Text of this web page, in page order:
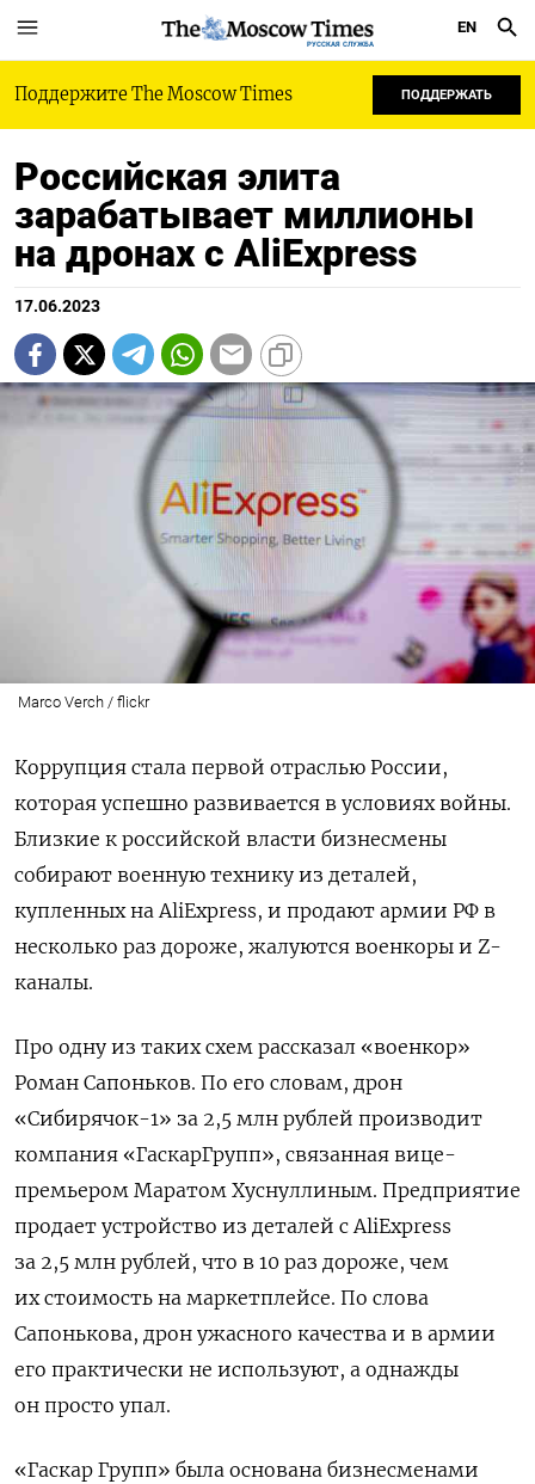
РУССКАЯ СЛУЖБА
EN
Поддержите The Moscow Times ПОДДЕРЖАТЬ
Российская элита
зарабатывает миллионы
на дронах с AliExpress
17.06.2023
Marco Verch / flickr
Коррупция стала первой отраслью России,
которая успешно развивается в условиях войны.
Близкие к российской власти бизнесмены
собирают военную технику из деталей,
купленных на AliExpress, и продают армии РФ в
несколько раз дороже, жалуются военкоры и Z-
каналы.
Про одну из таких схем рассказал «военкор»
Роман Сапоньков. По его словам, дрон
«Сибирячок-1» за 2,5 млн рублей производит
компания «ГаскарГрупп», связанная вице-
премьером Маратом Хуснуллиным. Предприятие
продает устройство из деталей с AliExpress
за 2,5 млн рублей, что в 10 раз дороже, чем
их стоимость на маркетплейсе. По слова
Сапонькова, дрон ужасного качества и в армии
его практически не используют, а однажды
он просто упал.
«Гаскар Групп» была основана бизнесменами